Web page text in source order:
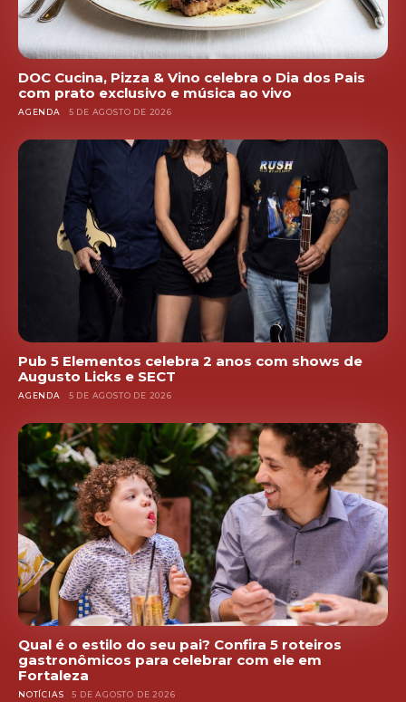
DOC Cucina, Pizza & Vino celebra o Dia dos Pais
com prato exclusivo e música ao vivo
AGENDA 5 DE AGOSTO DE 2026
Pub 5 Elementos celebra 2 anos com shows de
Augusto Licks e SECT
AGENDA 5 DE AGOSTO DE 2026
Qual é o estilo do seu pai? Confira 5 roteiros
gastronômicos para celebrar com ele em
Fortaleza
NOTÍCIAS 5 DE AGOSTO DE 2026